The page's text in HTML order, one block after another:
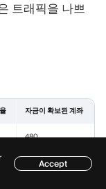
트래픽을 나쁘
자금이 확보된 계좌
480
Accept